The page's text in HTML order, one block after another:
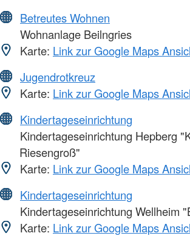
Betreutes Wohnen
Wohnanlage Beilngries
Karte: Link zur Google Maps
Jugendrotkreuz
Karte: Link zur Google Maps
Kindertageseinrichtung
Kindertageseinrichtung Hepberg
Riesengroß"
Karte: Link zur Google Maps
Kindertageseinrichtung
Kindertageseinrichtung Wellheim
Karte: Link zur Google Maps